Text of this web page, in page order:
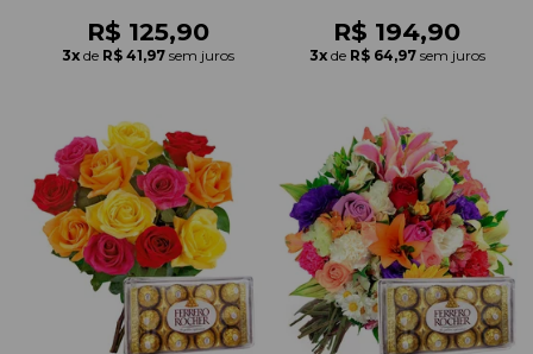
R$ 125,90
3x de R$ 41,97 sem juros
R$ 194,90
3x de R$ 64,97 sem juros